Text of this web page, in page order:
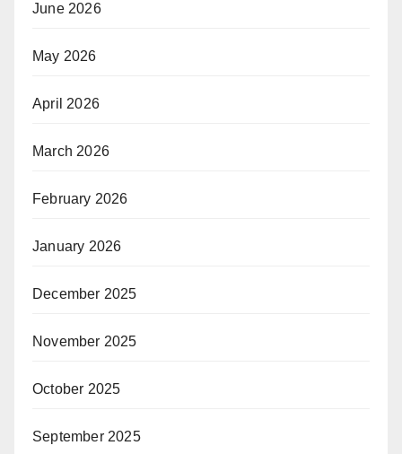
June 2026
May 2026
April 2026
March 2026
February 2026
January 2026
December 2025
November 2025
October 2025
September 2025